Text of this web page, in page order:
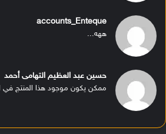
accounts_Enteque
ههه...
حسين عبد العظيم التهامى أحمد
ممكن يكون موجود هذا المنتج في